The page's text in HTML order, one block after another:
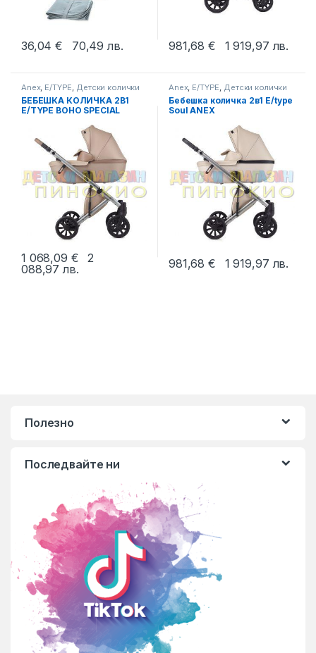
36,04€ 70,49лв.
This product has multiple variants. The options may be chosen
981,68€ 1 919,97лв.
Anex, E/TYPE, Детски колички
БЕБЕШКА КОЛИЧКА 2В1
E/TYPE BOHO SPECIAL
1 068,09 €
2
088,97лв.
Anex, E/TYPE, Детски колички
Бебешка количка 2в1 E/type
Soul ANEX
981,68€ 1 919,97лв.
Полезно
Последвайте ни